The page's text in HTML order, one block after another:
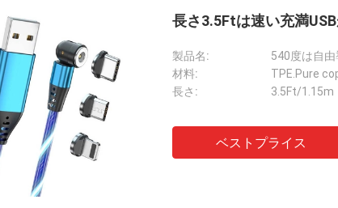
長さ3.5Ftは速い充満
製品名:
540度は自
材料:
TPE.Pure
長さ:
3.5Ft/1.15m
ベストプライス